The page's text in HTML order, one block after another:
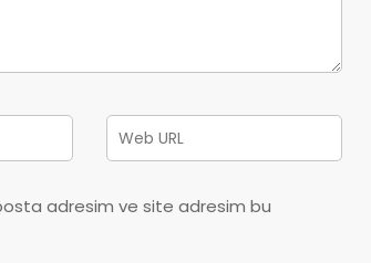
adresim ve site adresim bu